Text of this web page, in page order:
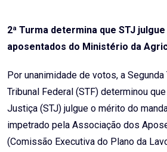
Email
2ª Turma determina que STJ
aposentados do Ministério da
Por unanimidade de votos, a
Tribunal Federal (STF) determinou
Justiça (STJ) julgue o mérito do
impetrado pela Associação dos
(Comissão Executiva do Plano da